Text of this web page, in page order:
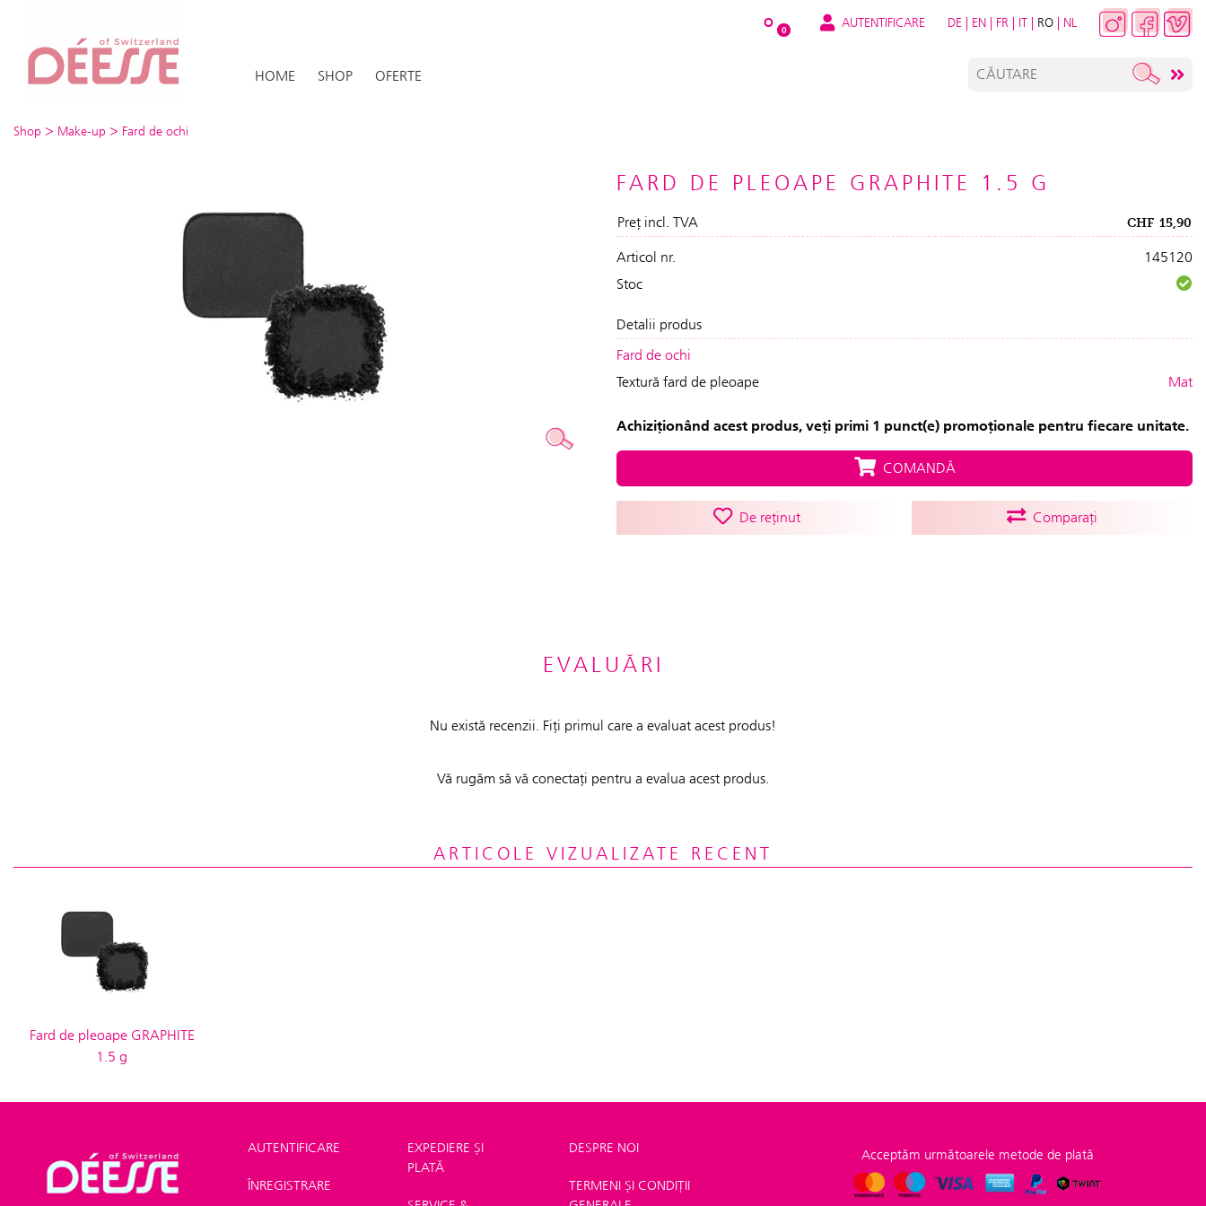
O 0 AUTENTIFICARE DE | EN | FR | IT | RO | NL
HOME SHOP OFERTE
Shop > Make-up > Fard de ochi
FARD DE PLEOAPE GRAPHITE 1.5 G
Preț incl. TVA CHF 15,90
Articol nr.
145120
Stoc
Detalii produs
Fard de ochi
Textură fard de pleoape
Mat
Achiziționând acest produs, veți primi 1 punct(e) promoționale pentru fiecare unitate.
COMANDĂ
De reținut Comparați
EVALUĂRI
Nu există recenzii. Fiți primul care a evaluat acest produs!
Vă rugăm să vă conectați pentru a evalua acest produs.
ARTICOLE VIZUALIZATE RECENT
Fard de pleoape GRAPHITE
1.5 g
Shop >Make-up
AUTENTIFICARE
ÎNREGISTRARE
EXPEDIERE ȘI
PLATĂ
DESPRE NOI
TERMENI ȘI CONDIȚII
Acceptăm următoarele metode de plată